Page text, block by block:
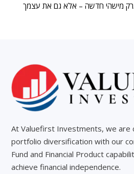
רק מישהי חדשה – אלא גם את עצמך.
At Valuefirst Investments, we
portfolio diversification with our
Fund and Financial Product
achieve financial independence.